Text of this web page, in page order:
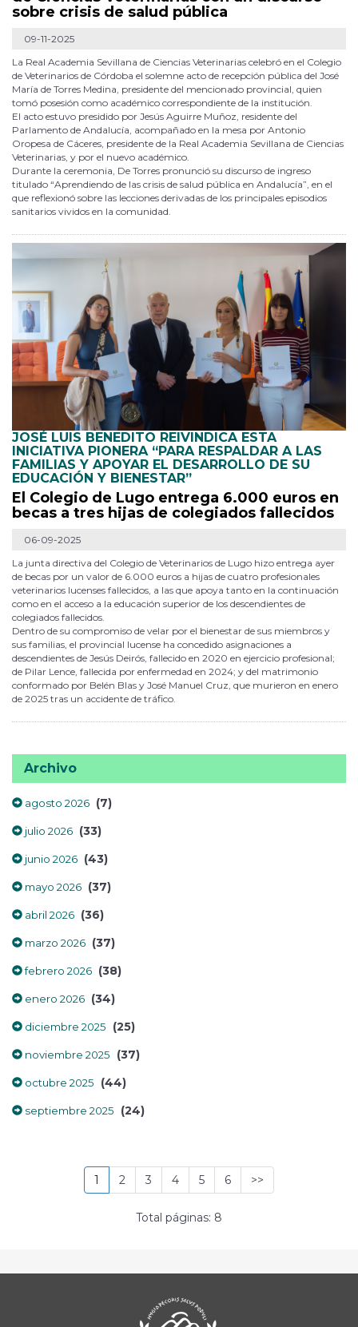
sobre crisis de salud pública
09-11-2025
La Real Academia Sevillana de Ciencias Veterinarias celebró en el Colegio
de Veterinarios de Córdoba el solemne acto de recepción pública del José
María de Torres Medina, presidente del mencionado provincial, quien
tomó posesión como académico correspondiente de la institución.
El acto estuvo presidido por Jesús Aguirre Muñoz, residente del
Parlamento de Andalucía, acompañado en la mesa por Antonio
Oropesa de Cáceres, presidente de la Real Academia Sevillana de Ciencias
Veterinarias, y por el nuevo académico.
Durante la ceremonia, De Torres pronunció su discurso de ingreso
titulado “Aprendiendo de las crisis de salud pública en Andalucía”, en el
que reflexionó sobre las lecciones derivadas de los principales episodios
sanitarios vividos en la comunidad.
JOSÉ LUIS BENEDITO REIVINDICA ESTA
INICIATIVA PIONERA “PARA RESPALDAR A LAS
FAMILIAS Y APOYAR EL DESARROLLO DE SU
EDUCACIÓN Y BIENESTAR”
El Colegio de Lugo entrega 6.000 euros en
becas a tres hijas de colegiados fallecidos
06-09-2025
La junta directiva del Colegio de Veterinarios de Lugo hizo entrega ayer
de becas por un valor de 6.000 euros a hijas de cuatro profesionales
veterinarios lucenses fallecidos, a las que apoya tanto en la continuación
como en el acceso a la educación superior de los descendientes de
colegiados fallecidos.
Dentro de su compromiso de velar por el bienestar de sus miembros y
sus familias, el provincial lucense ha concedido asignaciones a
descendientes de Jesús Deirós, fallecido en 2020 en ejercicio profesional;
de Pilar Lence, fallecida por enfermedad en 2024; y del matrimonio
conformado por Belén Blas y José Manuel Cruz, que murieron en enero
de 2025 tras un accidente de tráfico.
Archivo
agosto 2026 (7)
julio 2026 (33)
junio 2026 (43)
mayo 2026 (37)
abril 2026 (36)
marzo 2026 (37)
febrero 2026 (38)
enero 2026 (34)
diciembre 2025 (25)
noviembre 2025 (37)
octubre 2025 (44)
septiembre 2025 (24)
1 2 3 4 5 6 >>
Total páginas: 8